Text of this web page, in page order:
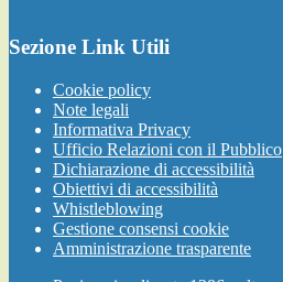
Sezione Link Utili
Cookie policy
Note legali
Informativa Privacy
Ufficio Relazioni con il Pubblico
Dichiarazione di accessibilità
Obiettivi di accessibilità
Whistleblowing
Gestione consensi cookie
Amministrazione trasparente